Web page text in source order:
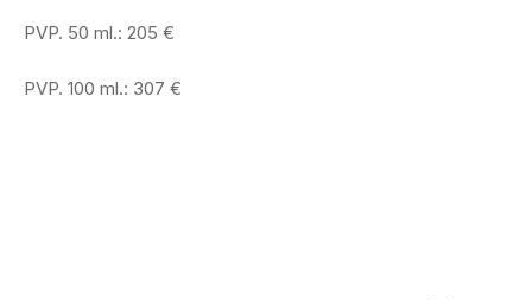
PVP. 50 ml.: 205 €
PVP. 100 ml.: 307 €